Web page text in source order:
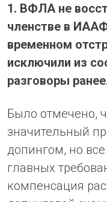
1. ВФЛА не
членстве в
временном
исключили из
разговоры
Было отмечено,
значительный
допингом, но
главных
компенсация